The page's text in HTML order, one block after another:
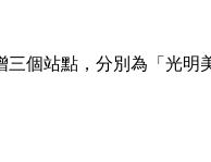
三個站點，分別為 「光明